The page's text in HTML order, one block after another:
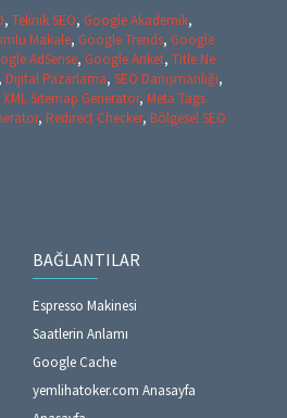
, Teknik SEO, Google Akademik,
Makale, Google Trends, Google
AdSense, Google Anket, Title Ne
Dijital Pazarlama, SEO Danışmanlığı,
XML Sitemap Generator, Meta Tags
, Redirect Checker, Bölgesel SEO
BAĞLANTILAR
Espresso Makinesi
Saatlerin Anlamı
Google Cache
yemlihatoker.com Anasayfa